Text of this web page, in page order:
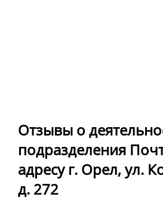
Отзывы о
подразделения
адресу г. Орел, ул.
д. 272